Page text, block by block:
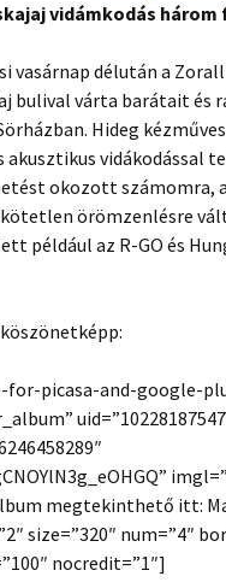
vidámkodás három
vasárnap délután a
bulival várta barátait és
Hideg
akusztikus vidákodással
okozott számomra,
örömzenlésre
például az R-GO és
picasa-and-google-
megtekinthető itt:
size=”320″ num=”4″
nocredit=”1″]